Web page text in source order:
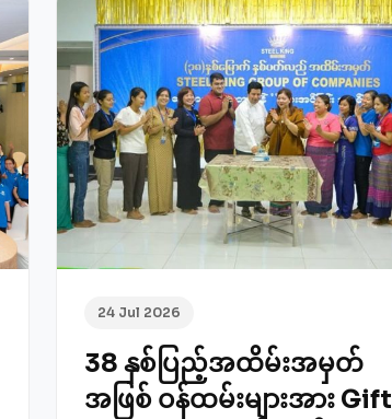
24 Jul 2026
38 နှစ်ပြည့်အထိမ်းအမှတ်
အဖြစ် ဝန်ထမ်းများအား Gift